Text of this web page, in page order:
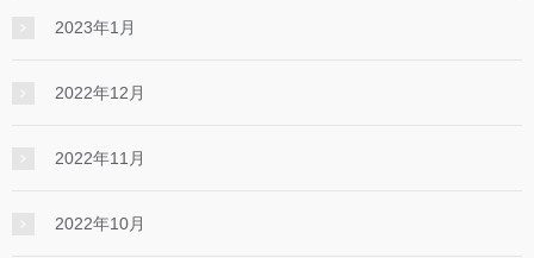
2023年1月
2022年12月
2022年11月
2022年10月